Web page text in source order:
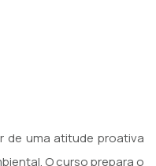
uma atitude proativa
O curso prepara o